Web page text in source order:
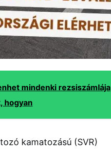
mindenki rezsiszámlája
hogyan
kamatozású (SVR)